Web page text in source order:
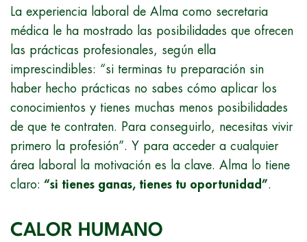
La experiencia laboral de Alma como secretaria
médica le ha mostrado las posibilidades que ofrecen
las prácticas profesionales, según ella
imprescindibles: “si terminas tu preparación sin
haber hecho prácticas no sabes cómo aplicar los
conocimientos y tienes muchas menos posibilidades
de que te contraten. Para conseguirlo, necesitas vivir
primero la profesión”. Y para acceder a cualquier
área laboral la motivación es la clave. Alma lo tiene
claro: “si tienes ganas, tienes tu oportunidad”.
CALOR HUMANO